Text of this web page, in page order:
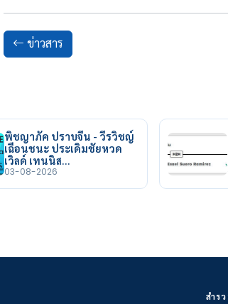
ข่าวสาร
พิชญาภัค ปราบจีน - วีรวิชญ์
เฉือนชนะ ประเดิมชัยหวด
เวิลด์ เทนนิส…
03-08-2026
สำร